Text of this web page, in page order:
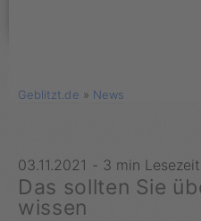
Geblitzt.de » News
03.11.2021 - 3 min Lesezeit
Das sollten Sie
wissen